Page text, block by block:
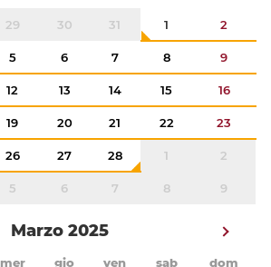
29 30 31 1 2
5 6 7 8 9
12 13 14 15 16
19 20 21 22 23
26 27 28 1 2
5 6 7 8 9
Marzo 2025
mer gio ven sab dom